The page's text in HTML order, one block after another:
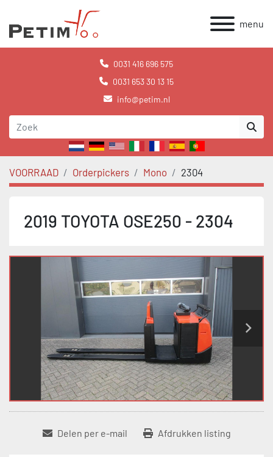
menu
0031 416 696 575
0031 653 30 13 15
info@petim.nl
VOORRAAD Orderpickers Mono 2304
2019 TOYOTA OSE250 - 2304
Delen per e-mail Afdrukken listing